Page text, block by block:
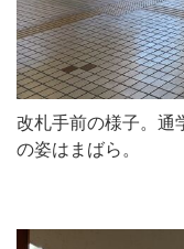
改札手前の様子。通
の姿はまばら。